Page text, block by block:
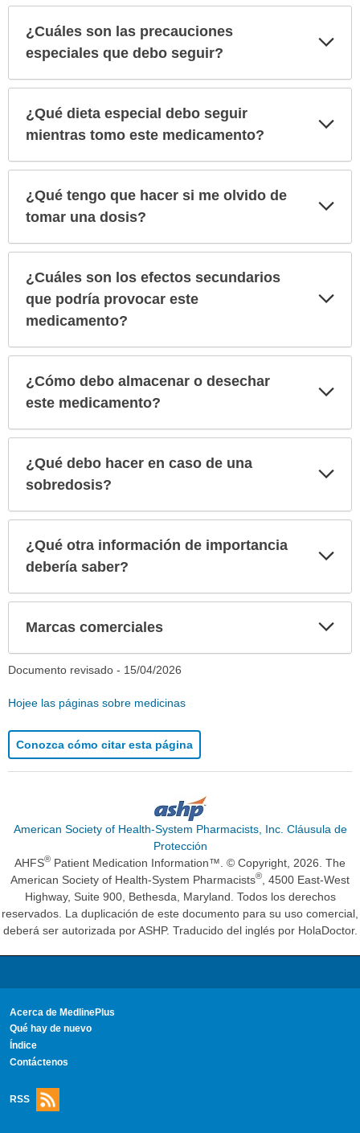
¿Cuáles son las precauciones
especiales que debo seguir?
¿Qué dieta especial debo seguir
mientras tomo este medicamento?
¿Qué tengo que hacer si me olvido de
tomar una dosis?
¿Cuáles son los efectos secundarios
que podría provocar este
medicamento?
¿Cómo debo almacenar o desechar
este medicamento?
¿Qué debo hacer en caso de una
sobredosis?
¿Qué otra información de importancia
debería saber?
Marcas comerciales
Documento revisado - 15/04/2026
Hojee las páginas sobre medicinas
Conozca cómo citar esta página
American Society of Health-System Pharmacists, Inc. Cláusula de
Protección
AHFS® Patient Medication Information™. © Copyright, 2026. The
American Society of Health-System Pharmacists®
, 4500 East-West
Highway, Suite 900, Bethesda, Maryland. Todos los derechos
reservados. La duplicación de este documento para su uso comercial,
deberá ser autorizada por ASHP. Traducido del inglés por HolaDoctor.
Acerca de MedlinePlus
Qué hay de nuevo
Índice
Contáctenos
RSS